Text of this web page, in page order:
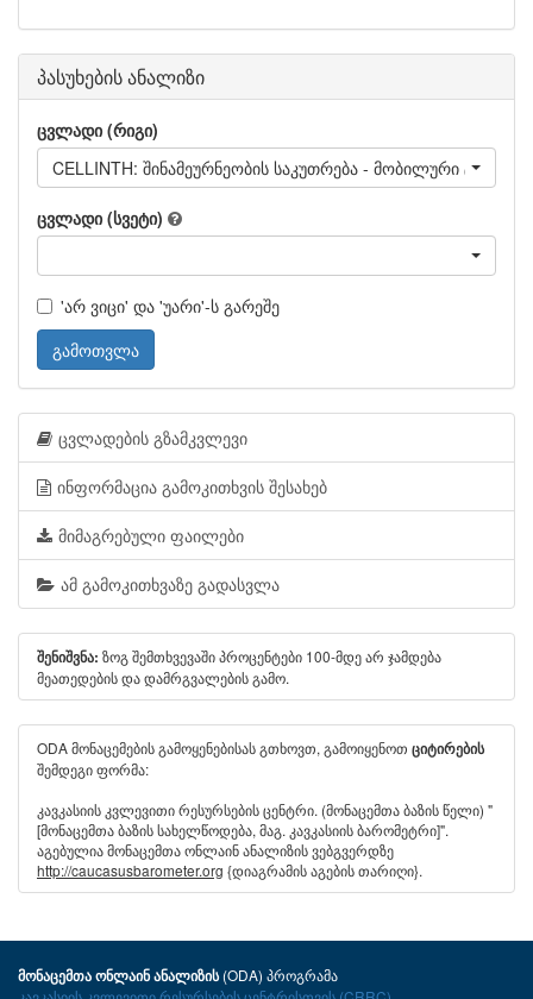
პასუხების ანალიზი
ცვლადი (რიგი)
CELLINTH: შინამეურნეობის საკუთრება - მობილური
ცვლადი (სვეტი)
'არ ვიცი' და 'უარი'-ს გარეშე
გამოთვლა
ცვლადების გზამკვლევი
ინფორმაცია გამოკითხვის შესახებ
მიმაგრებული ფაილები
ამ გამოკითხვაზე გადასვლა
შენიშვნა: ზოგ შემთხვევაში პროცენტები 100-მდე არ ჯამდება
მეათედების და დამრგვალების გამო.
ODA მონაცემების გამოყენებისას გთხოვთ, გამოიყენოთ ციტირების
შემდეგი ფორმა:
კავკასიის კვლევითი რესურსების ცენტრი. (მონაცემთა ბაზის წელი) "
[მონაცემთა ბაზის სახელწოდება, მაგ. კავკასიის ბარომეტრი]".
აგებულია მონაცემთა ონლაინ ანალიზის ვებგვერდზე
http://caucasusbarometer.org {დიაგრამის აგების თარიღი}.
მონაცემთა ონლაინ ანალიზის(ODA) პროგრამა